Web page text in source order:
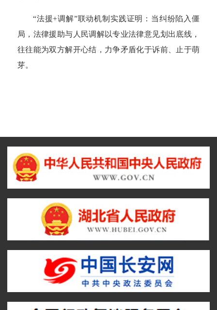
“法援+调解”联动机制实践证明：当纠纷陷入僵
局，法律援助与人民调解以专业法律意见划出底线，
往往能为双方解开心结，力争矛盾化于诉前、止于萌
芽。